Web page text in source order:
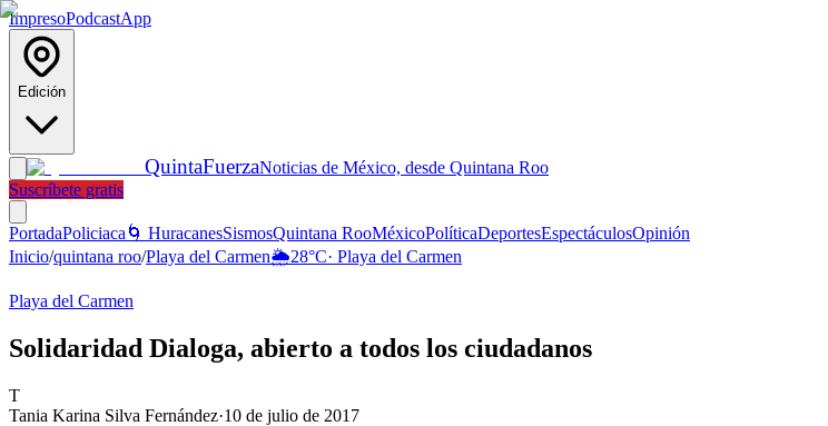
ImpresoPodcastApp
Edición
QuintaFuerzaNoticias de México, desde Quintana Roo
Suscríbete gratis
PortadaPoliciaca 🌀 HuracanesSismosQuintana RooMéxicoPolíticaDeportesEspectáculosOpinión
Inicio/quintana roo/Playa del Carmen🌦️28°C· Playa del Carmen
Playa del Carmen
Solidaridad Dialoga, abierto a todos los ciudadanos
T
Tania Karina Silva Fernández·10 de julio de 2017